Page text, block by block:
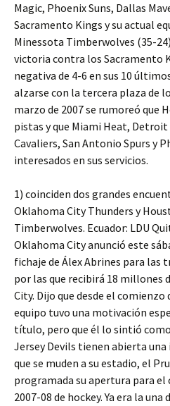
Magic, Phoenix Suns, Dallas
Sacramento Kings y su actual
Minessota Timberwolves (35-
victoria contra los Sacramento
negativa de 4-6 en sus 10
alzarse con la tercera plaza de
marzo de 2007 se rumoreó que
pistas y que Miami Heat,
Cavaliers, San Antonio Spurs y
interesados en sus servicios.
1) coinciden dos grandes
Oklahoma City Thunders y
Timberwolves. Ecuador: LDU
Oklahoma City anunció este
fichaje de Álex Abrines para las
por las que recibirá 18 millones
City. Dijo que desde el
equipo tuvo una motivación
título, pero que él lo sintió
Jersey Devils tienen abierta
que se muden a su estadio, el
programada su apertura para
2007-08 de hockey. Ya era la